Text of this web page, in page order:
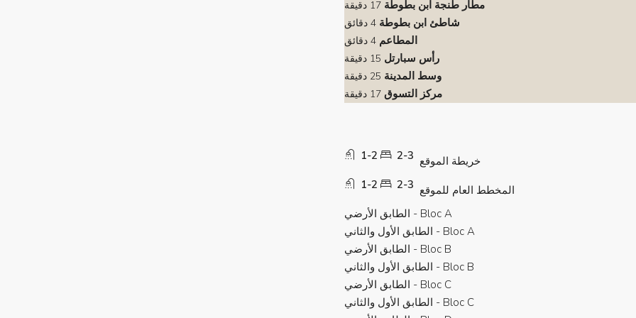
مطار طنجة ابن بطوطة 17 دقيقة
شاطئ ابن بطوطة 4 دقائق
المطاعم 4 دقائق
رأس سبارتل 15 دقيقة
وسط المدينة 25 دقيقة
مركز التسوق 17 دقيقة
خريطة الموقع 2-3
1-2
المخطط العام للموقع 2-3
1-2
Bloc A - الطابق الأرضي
Bloc A - الطابق الأول والثاني
Bloc B - الطابق الأرضي
Bloc B - الطابق الأول والثاني
Bloc C - الطابق الأرضي
Bloc C - الطابق الأول والثاني